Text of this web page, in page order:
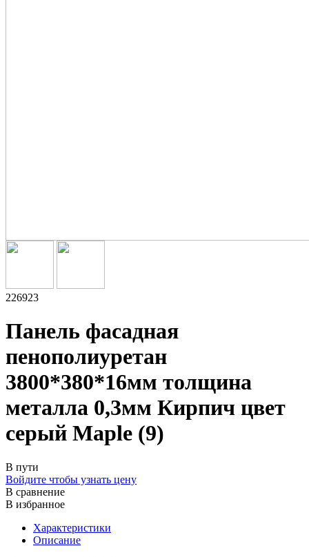
226923
Панель фасадная
пенополиуретан
3800*380*16мм толщина
металла 0,3мм Кирпич цвет
серый Maple (9)
В пути
Войдите чтобы узнать цену
В сравнение
В избранное
Характеристики
Описание